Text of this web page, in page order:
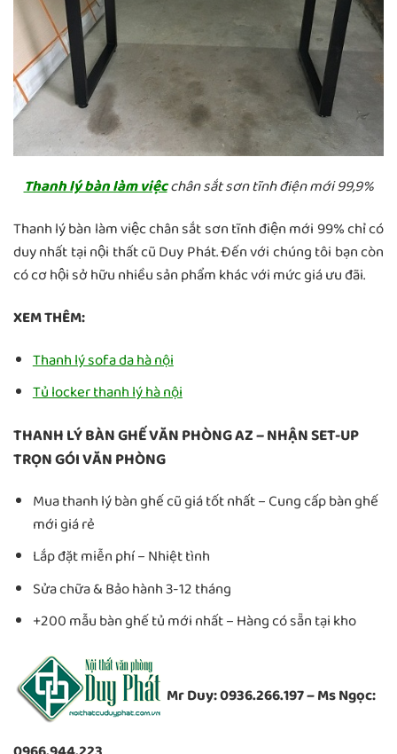
Thanh lý bàn làm việcchân sắt sơn tĩnh điện mới 99,9%
Thanh lý bàn làm việc chân sắt sơn tĩnh điện mới 99% chỉ có
duy nhất tại nội thất cũ Duy Phát. Đến với chúng tôi bạn còn
có cơ hội sở hữu nhiều sản phẩm khác với mức giá ưu đãi.
XEM THÊM:
Thanh lý sofa da hà nội
Tủ locker thanh lý hà nội
THANH LÝ BÀN GHẾ VĂN PHÒNG AZ – NHẬN SET-UP
TRỌN GÓI VĂN PHÒNG
Mua thanh lý bàn ghế cũ giá tốt nhất – Cung cấp bàn ghế
mới giá rẻ
Lắp đặt miễn phí – Nhiệt tình
Sửa chữa & Bảo hành 3-12 tháng
+200 mẫu bàn ghế tủ mới nhất – Hàng có sẵn tại kho
Mr Duy: 0936.266.197 – Ms Ngọc: